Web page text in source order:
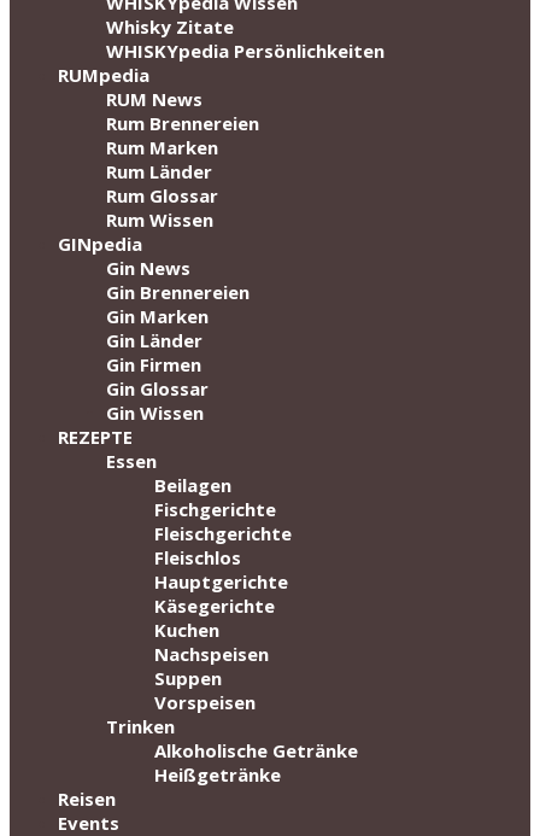
Whisky Zitate
WHISKYpedia Persönlichkeiten
RUMpedia
RUM News
Rum Brennereien
Rum Marken
Rum Länder
Rum Glossar
Rum Wissen
GINpedia
Gin News
Gin Brennereien
Gin Marken
Gin Länder
Gin Firmen
Gin Glossar
Gin Wissen
REZEPTE
Essen
Beilagen
Fischgerichte
Fleischgerichte
Fleischlos
Hauptgerichte
Käsegerichte
Kuchen
Nachspeisen
Suppen
Vorspeisen
Trinken
Alkoholische Getränke
Heißgetränke
Reisen
Events